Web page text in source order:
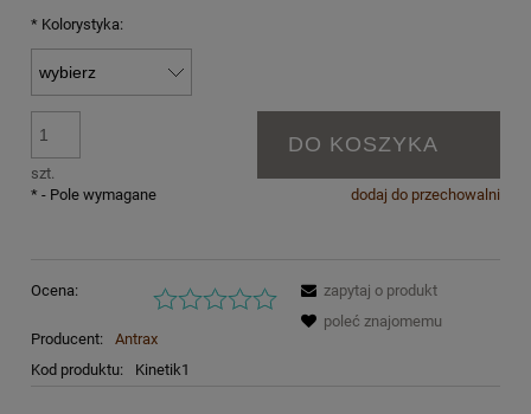
* Kolorystyka:
szt.
DO KOSZYKA
dodaj do przechowalni
* - Pole wymagane
Ocena:
Producent:
Antrax
Kod produktu:
Kinetik1
zapytaj o produkt
poleć znajomemu